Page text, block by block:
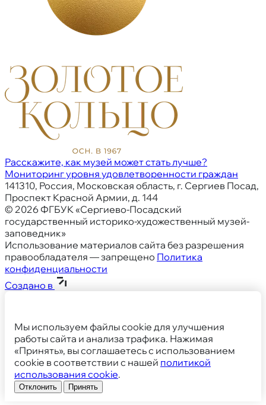
Расскажите, как музей может стать лучше?
Мониторинг уровня удовлетворенности граждан
141310, Россия, Московская область, г. Сергиев Посад,
Проспект Красной Армии, д. 144
© 2026 ФГБУК «Сергиево-Посадский
государственный историко-художественный музей-
заповедник»
Использование материалов сайта без разрешения
правообладателя — запрещено Политика
конфиденциальности
Создано в
Мы используем файлы cookie для улучшения
работы сайта и анализа трафика. Нажимая
«Принять», вы соглашаетесь с использованием
cookie в соответствии с нашей политикой
использования cookie.
Отклонить Принять